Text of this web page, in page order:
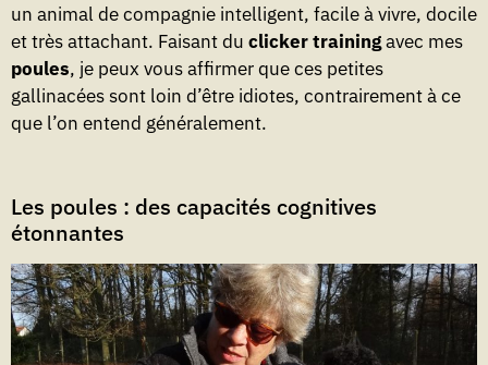
un animal de compagnie intelligent, facile à vivre, docile
et très attachant. Faisant du clicker trainingavec mes
poules, je peux vous affirmer que ces petites
gallinacées sont loin d’être idiotes, contrairement à ce
que l’on entend généralement.
Les poules : des capacités cognitives
étonnantes